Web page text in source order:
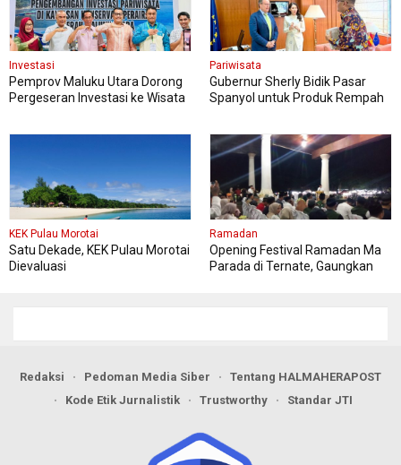
Investasi
Pemprov Maluku Utara Dorong
Pergeseran Investasi ke Wisata
Pariwisata
Gubernur Sherly Bidik Pasar
Spanyol untuk Produk Rempah
KEK Pulau Morotai
Satu Dekade, KEK Pulau Morotai
Dievaluasi
Ramadan
Opening Festival Ramadan Ma
Parada di Ternate, Gaungkan
Redaksi Pedoman Media Siber
Tentang HALMAHERAPOST
Kode Etik Jurnalistik
Trustworthy Standar JTI